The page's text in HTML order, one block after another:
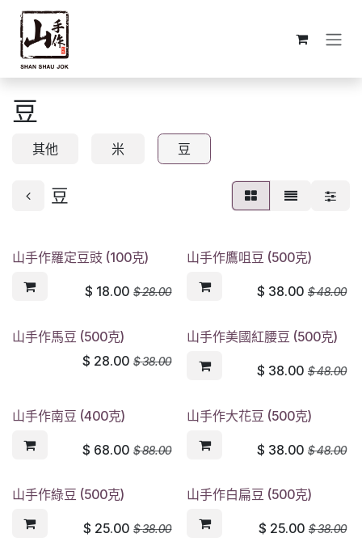
跳至內容
豆
其他 米 豆
豆
山手作羅定豆豉 (100克)
$ 18.00 $28.00
山手作鷹咀豆 (500克)
$ 38.00 $48.00
山手作馬豆 (500克)
$ 28.00 $38.00
山手作美國紅腰豆 (500克)
$ 38.00 $48.00
山手作南豆 (400克)
$ 68.00 $88.00
山手作大花豆 (500克)
$ 38.00 $48.00
山手作綠豆 (500克)
$ 25.00 $38.00
山手作白扁豆 (500克)
$ 25.00 $38.00